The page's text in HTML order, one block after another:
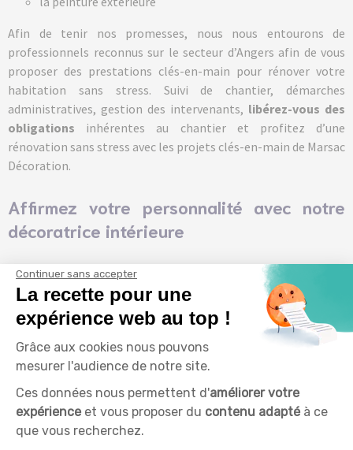
Continuer sans accepter
La recette pour une
expérience web au top !
Grâce aux cookies nous pouvons
mesurer l'audience de notre site.
Ces données nous permettent d'améliorer votre
expérience et vous proposer du contenu adapté à ce
que vous recherchez.
Afin de tenir nos promesses, nous nous entourons de
professionnels reconnus sur le secteur d’Angers afin de vous
proposer des prestations clés-en-main pour rénover votre
habitation sans stress. Suivi de chantier, démarches
administratives, gestion des intervenants, libérez-vous des
obligations inhérentes au chantier et profitez d’une
rénovation sans stress avec les projets clés-en-main de Marsac
Décoration.
Affirmez votre personnalité avec notre
décoratrice intérieure
Au-delà de la fourniture nécessaire pour le bon déroulement
des travaux de rénovation, notre décoratrice d’intérieur est
également à votre service pour vous donner des conseils pour
sublimer votre ameublement . Couleurs, textures, motifs,
effets,notre décoratrice intérieurvient en aide sur les projets
de décoration pour vos missions de peinture et de revêtement
de sol.
Que vous ayez déjà une idée de l’ambiance ou des couleurs,
Marsac concrétise vos envies ou